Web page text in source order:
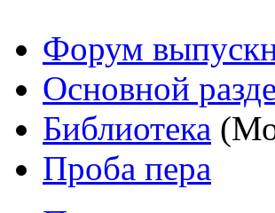
Форум
Основной
Библиотека
Проба пера